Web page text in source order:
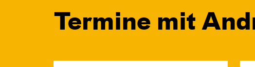
Termine mit